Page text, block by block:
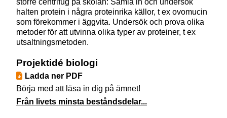
större centrifug på skolan: Samla in och undersök
halten protein i några proteinrika källor, t ex ovomucin
som förekommer i äggvita. Undersök och prova olika
metoder för att utvinna olika typer av proteiner, t ex
utsaltningsmetoden.
Projektidé biologi
Ladda ner PDF
Börja med att läsa in dig på ämnet!
Från livets minsta beståndsdelar...